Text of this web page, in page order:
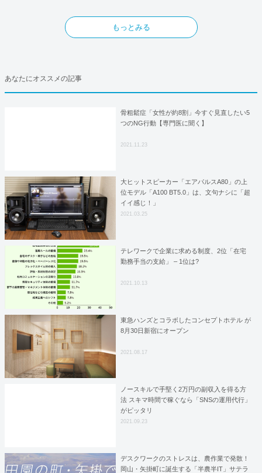
もっとみる
あなたにオススメの記事
骨粗鬆症「女性が約8割」今すぐ見直したい5
つのNG行動【専門医に聞く】
2021.11.23
大ヒットスピーカー「エアパルスA80」の上
位モデル「A100 BT5.0」は、文句ナシに「超
イイ感じ！」
2021.03.25
テレワークで企業に求める制度、2位「在宅
勤務手当の支給」 – 1位は?
2021.10.13
東急ハンズとコラボしたコンセプトホテル が
8月30日新宿にオープン
2021.08.17
ノースキルで手堅く2万円の副収入を得る方
法 スキマ時間で稼ぐなら「SNSの運用代行」
がピッタリ
2021.09.23
デスクワークのストレスは、農作業で発散！
岡山・矢掛町に誕生する「半農半IT」サテラ